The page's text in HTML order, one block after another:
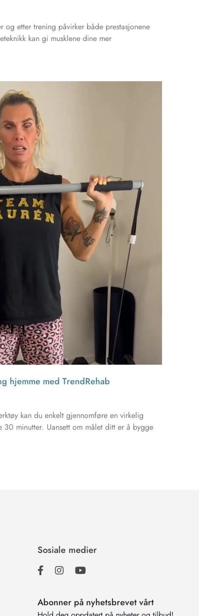
og etter trening påvirker både prestasjonene
kan gi musklene dine mer
hjemme med TrendRehab
kan du enkelt gjennomføre en virkelig
minutter. Uansett om målet ditt er å bygge
Sosiale medier
Abonner på nyhetsbrevet vårt